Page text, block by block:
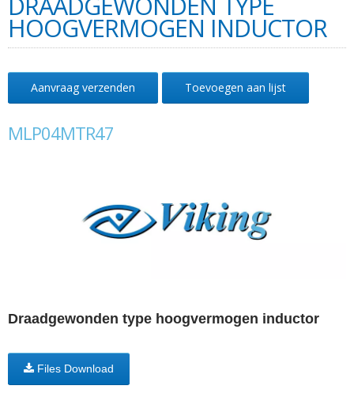
HOOGVERMOGEN INDUCTOR
Aanvraag verzenden Toevoegen aan lijst
MLP04MTR47
Draadgewonden type hoogvermogen inductor
Files Download